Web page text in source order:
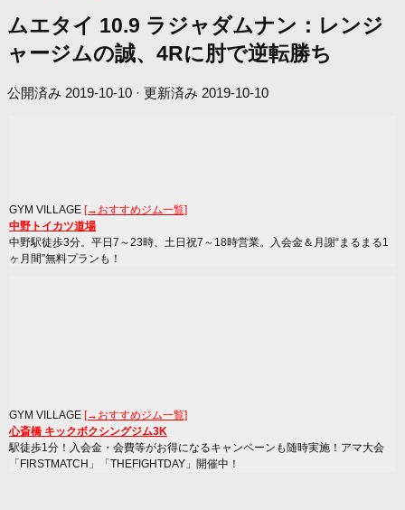
ムエタイ 10.9 ラジャダムナン：レンジ
ャージムの誠、4Rに肘で逆転勝ち
公開済み 2019-10-10 · 更新済み 2019-10-10
GYM VILLAGE [→おすすめジム一覧]
中野トイカツ道場
中野駅徒歩3分。平日7～23時、土日祝7～18時営業。入会金＆月謝“まるまる1
ヶ月間”無料プランも！
GYM VILLAGE [→おすすめジム一覧]
心斎橋 キックボクシングジム3K
駅徒歩1分！入会金・会費等がお得になるキャンペーンも随時実施！アマ大会
「FIRSTMATCH」「THEFIGHTDAY」開催中！